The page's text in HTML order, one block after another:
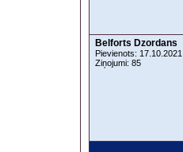
Belforts Dzordans
Pievienots: 17.10.2021
Ziņojumi: 85